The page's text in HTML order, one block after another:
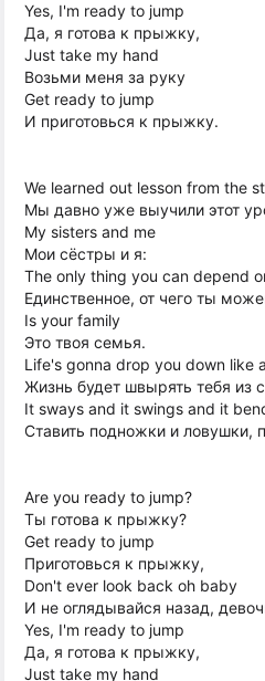
Yes, I'm ready to jump
Да, я готова к прыжку,
Just take my hand
Возьми меня за руку
Get ready to jump
И приготовься к прыжку.
We learned out lesson from the
Мы давно уже выучили этот
My sisters and me
Мои сёстры и я:
The only thing you can depend
Единственное, от чего ты
Is your family
Это твоя семья.
Life's gonna drop you down like
Жизнь будет швырять тебя из
It sways and it swings and it
Ставить подножки и ловушки,
Are you ready to jump?
Ты готова к прыжку?
Get ready to jump
Приготовься к прыжку,
Don't ever look back oh baby
И не оглядывайся назад,
Yes, I'm ready to jump
Да, я готова к прыжку,
Just take my hand